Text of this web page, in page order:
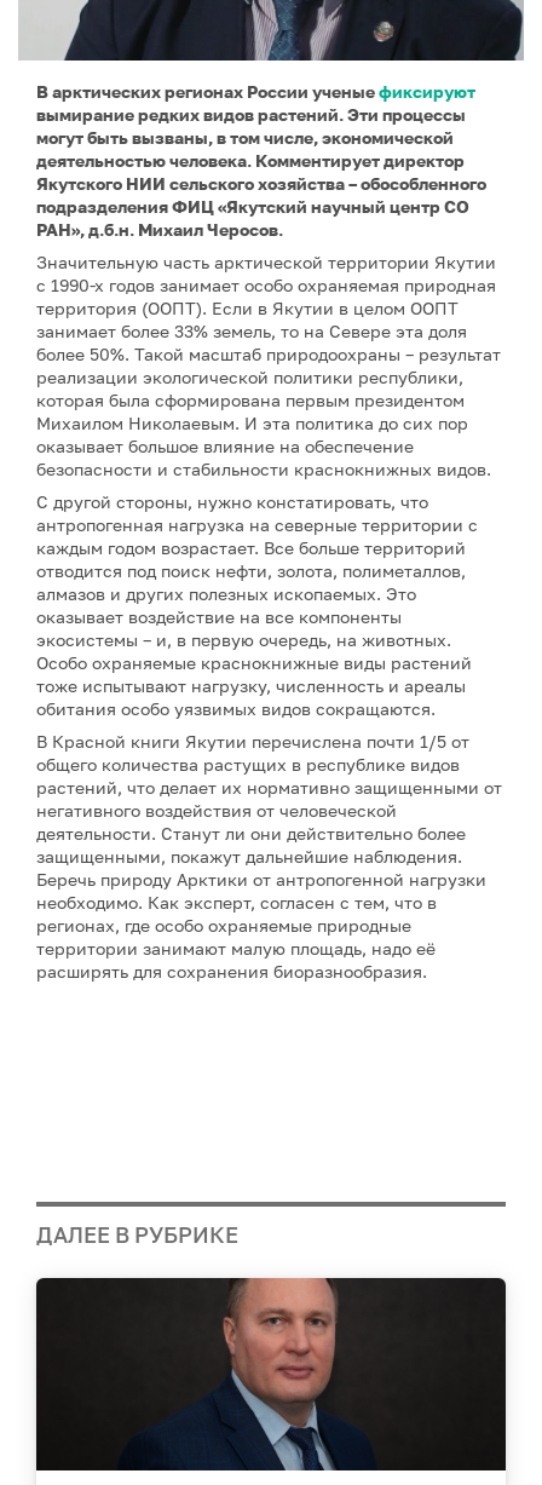
В арктических регионах России ученыефиксируют
вымирание редких видов растений. Эти процессы
могут быть вызваны, в том числе, экономической
деятельностью человека. Комментирует директор
Якутского НИИ сельского хозяйства – обособленного
подразделения ФИЦ «Якутский научный центр СО
РАН», д.б.н. Михаил Черосов.
Значительную часть арктической территории Якутии
с 1990-х годов занимает особо охраняемая природная
территория (ООПТ). Если в Якутии в целом ООПТ
занимает более 33% земель, то на Севере эта доля
более 50%. Такой масштаб природоохраны – результат
реализации экологической политики республики,
которая была сформирована первым президентом
Михаилом Николаевым. И эта политика до сих пор
оказывает большое влияние на обеспечение
безопасности и стабильности краснокнижных видов.
С другой стороны, нужно констатировать, что
антропогенная нагрузка на северные территории с
каждым годом возрастает. Все больше территорий
отводится под поиск нефти, золота, полиметаллов,
алмазов и других полезных ископаемых. Это
оказывает воздействие на все компоненты
экосистемы – и, в первую очередь, на животных.
Особо охраняемые краснокнижные виды растений
тоже испытывают нагрузку, численность и ареалы
обитания особо уязвимых видов сокращаются.
В Красной книги Якутии перечислена почти 1/5 от
общего количества растущих в республике видов
растений, что делает их нормативно защищенными от
негативного воздействия от человеческой
деятельности. Станут ли они действительно более
защищенными, покажут дальнейшие наблюдения.
Беречь природу Арктики от антропогенной нагрузки
необходимо. Как эксперт, согласен с тем, что в
регионах, где особо охраняемые природные
территории занимают малую площадь, надо её
расширять для сохранения биоразнообразия.
ДАЛЕЕ В РУБРИКЕ